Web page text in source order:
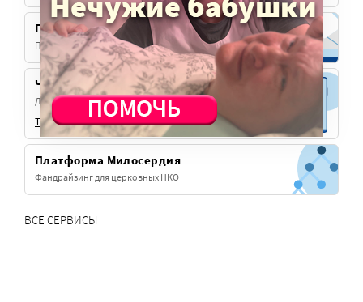
Подписка на рассылку
Получайте эксклюзивные материалы для НКО
Чат «Благорелизы»
Делитесь своими новостями и с широкой аудиторией.
Telegram Max
Платформа Милосердия
Фандрайзинг для церковных НКО
ВСЕ СЕРВИСЫ